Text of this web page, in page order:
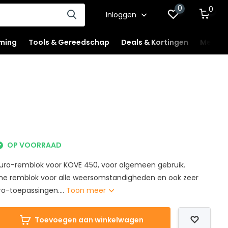
Inloggen
0 0
Tools & Gereedschap Deals & Kortingen
OP VOORRAAD
remblok voor KOVE 450, voor algemeen gebruik.
remblok voor alle weersomstandigheden en ook zeer
toepassingen.... Toon meer
Toevoegen aan winkelwagen